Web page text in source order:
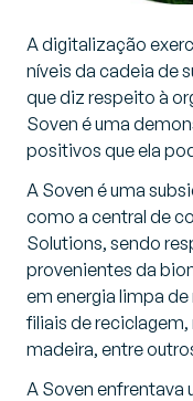
A digitalização
níveis da cadeia de
que diz respeito à
Soven é uma
positivos que ela
A Soven é uma
como a central de
Solutions, sendo
provenientes da
em energia limpa
filiais de
madeira, entre
A Soven enfrentava